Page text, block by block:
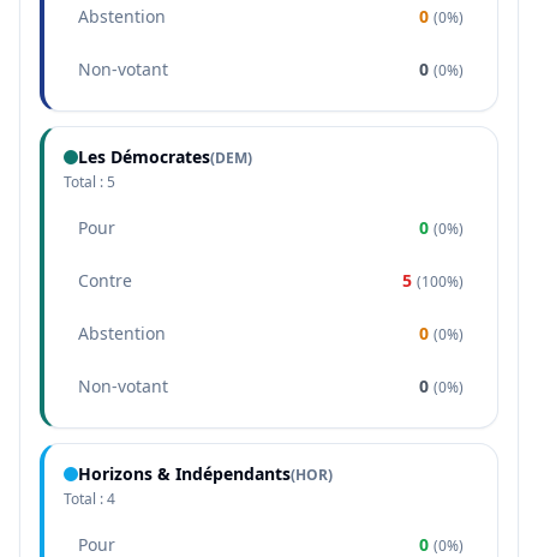
Abstention 0 (0%)
Non-votant 0 (0%)
Les Démocrates(DEM)
Total : 5
Pour 0 (0%)
Contre 5 (100%)
Abstention 0 (0%)
Non-votant 0 (0%)
Horizons & Indépendants(HOR)
Total :4
Pour 0 (0%)